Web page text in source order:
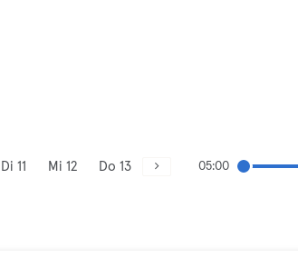
Di 11 Mi 12 Do 13 05:00